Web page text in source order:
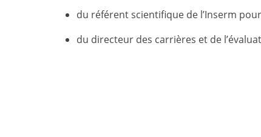
du référent scientifique de l’Inserm
du directeur des carrières et de